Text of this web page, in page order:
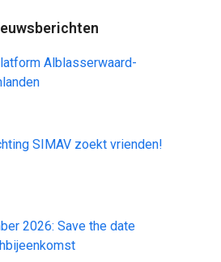
Alblasserwaard-
SIMAV zoekt vrienden!
2026: Save the date